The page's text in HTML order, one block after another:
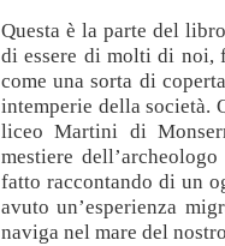
Questa è la parte del
di essere di molti di noi,
come una sorta di
intemperie della società.
liceo Martini di
mestiere
fatto raccontando di un
avuto un’esperienza
naviga nel mare del